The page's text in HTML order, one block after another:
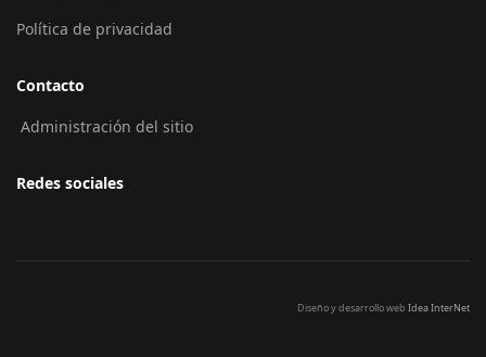
Política de privacidad
Contacto
Administración del sitio
Redes sociales
Diseño y desarrollo web Idea InterNet